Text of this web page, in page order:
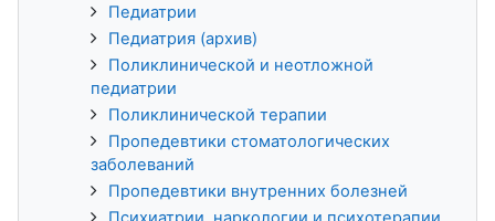
Педиатрии
Педиатрия (архив)
Поликлинической и неотложной
педиатрии
Поликлинической терапии
Пропедевтики стоматологических
заболеваний
Пропедевтики внутренних болезней